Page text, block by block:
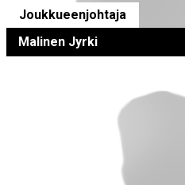
Joukkueenjohtaja
Malinen Jyrki